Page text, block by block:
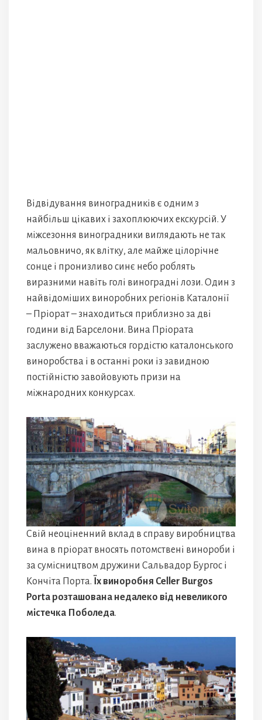
Відвідування виноградників є одним з
найбільш цікавих і захоплюючих екскурсій. У
міжсезоння виноградники виглядають не так
мальовничо, як влітку, але майже цілорічне
сонце і пронизливо синє небо роблять
виразними навіть голі виноградні лози. Один з
найвідоміших виноробних регіонів Каталонії
– Пріорат – знаходиться приблизно за дві
години від Барселони. Вина Пріората
заслужено вважаються гордістю каталонського
виноробства і в останні роки із завидною
постійністю завойовують призи на
міжнародних конкурсах.
Свій неоціненний вклад в справу виробництва
вина в пріорат вносять потомствені винороби і
за сумісництвом дружини Сальвадор Бургос і
Кончіта Порта. Їх виноробня Celler Burgos
Porta розташована недалеко від невеликого
містечка Поболеда.